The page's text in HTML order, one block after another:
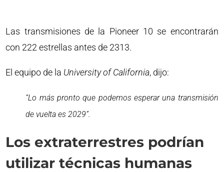
Las transmisiones de la Pioneer 10 se encontrarán
con 222 estrellas antes de 2313.
El equipo de la University of California, dijo:
“Lo más pronto que podemos esperar una transmisión
de vuelta es 2029”.
Los extraterrestres podrían
utilizar técnicas humanas